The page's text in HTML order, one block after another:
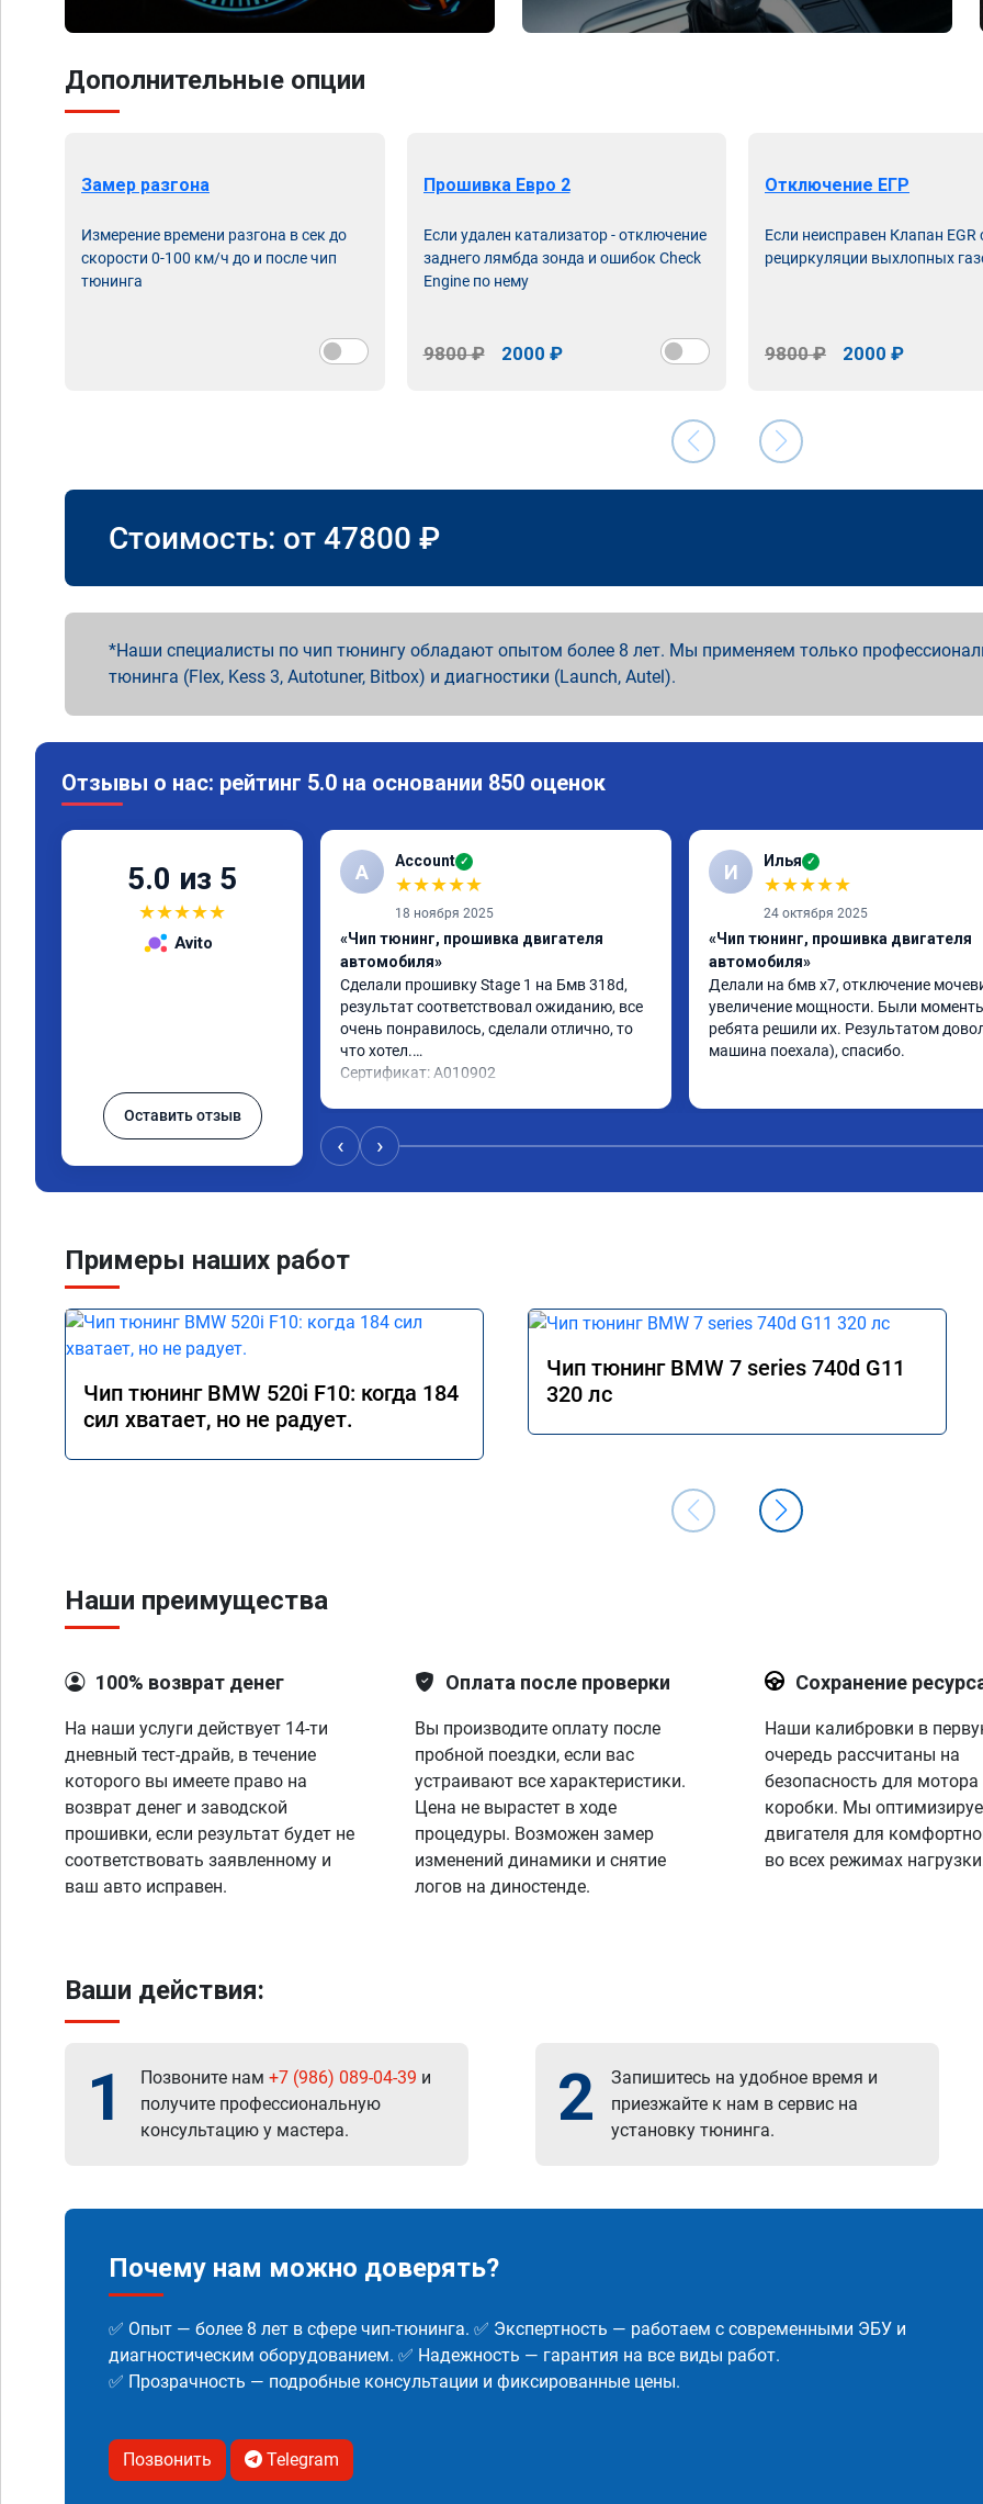
Дополнительные опции
Замер разгона
Измерение времени разгона в сек до
скорости 0-100 км/ч до и после чип
тюнинга
Прошивка Евро 2
Если удален катализатор - отключение
заднего лямбда зонда и ошибок Check
Engine по нему
9800 ₽ 2000 ₽
Отключение ЕГР
Если неисправен Клапан EGR
рециркуляции выхлопных
9800 ₽ 2000 ₽
Стоимость: от 47800 ₽
Наши специалисты по чип тюнингу обладают опытом более 8 лет. Мы применяем только
тюнинга (Flex, Kess 3, Autotuner, Bitbox) и диагностики (Launch, Autel).
Отзывы о нас: рейтинг 5.0 на основании 850 оценок
5.0 из 5
★★★★★
Avito
Оставить отзыв
A Account ✓
★★★★★
18 ноября 2025
«Чип тюнинг, прошивка двигателя
автомобиля»
Сделали прошивку Stage 1 на Бмв 318d,
результат соответствовал ожиданию, все
очень понравилось, сделали отлично, то
что хотел.
Сертификат: A010902
И Илья ✓
★★★★★
24 октября 2025
«Чип тюнинг, прошивка двигателя
автомобиля»
Делали на бмв х7, отключение
увеличение мощности. Были
ребята решили их. Результатом
машина поехала), спасибо.
‹ ›
Примеры наших работ
Чип тюнинг BMW 520i F10: когда 184
сил хватает, но не радует.
Чип тюнинг BMW 7 series 740d G11
320 лс
Наши преимущества
100% возврат денег
На наши услуги действует 14-ти
дневный тест-драйв, в течение
которого вы имеете право на
возврат денег и заводской
прошивки, если результат будет не
соответствовать заявленному и
ваш авто исправен.
Оплата после проверки
Вы производите оплату после
пробной поездки, если вас
устраивают все характеристики.
Цена не вырастет в ходе
процедуры. Возможен замер
изменений динамики и снятие
логов на диностенде.
Сохранение
Наши калибровки в
очередь рассчитаны на
безопасность для мотора
коробки. Мы
двигателя для
во всех режимах
Ваши действия:
1 Позвоните нам +7 (986) 089-04-39 и
получите профессиональную
консультацию у мастера.
2
Запишитесь на удобное время и
приезжайте к нам в сервис на
установку тюнинга.
Почему нам можно доверять?
✅ Опыт — более 8 лет в сфере чип-тюнинга. ✅ Экспертность — работаем с современными ЭБУ и
диагностическим оборудованием. ✅ Надежность — гарантия на все виды работ.
✅ Прозрачность — подробные консультации и фиксированные цены.
Позвонить Telegram